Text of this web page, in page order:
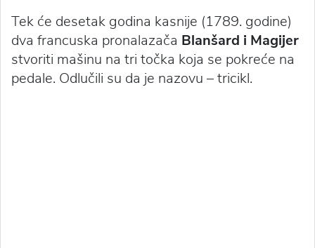
Tek će desetak godina kasnije (1789. godine)
dva francuska pronalazača Blanšard i Magijer
stvoriti mašinu na tri točka koja se pokreće na
pedale. Odlučili su da je nazovu – tricikl.